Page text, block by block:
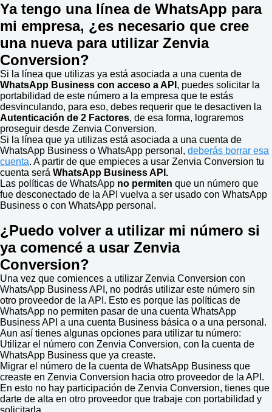
Ya tengo una línea de WhatsApp para
mi empresa, ¿es necesario que cree
una nueva para utilizar Zenvia
Conversion?
Si la línea que utilizas ya está asociada a una cuenta de
WhatsApp Business con acceso a API , puedes solicitar la
portabilidad de este número a la empresa que te estás
desvinculando, para eso, debes requerir que te desactiven la
Autenticación de 2 Factores, de esa forma, lograremos
proseguir desde Zenvia Conversion.
Si la línea que ya utilizas está asociada a una cuenta de
WhatsApp Business o WhatsApp personal, deberás borrar esa
cuenta. A partir de que empieces a usar Zenvia Conversion tu
cuenta será WhatsApp Business API.
Las políticas de WhatsApp no permiten que un número que
fue desconectado de la API vuelva a ser usado con WhatsApp
Business o con WhatsApp personal.
¿Puedo volver a utilizar mi número si
ya comencé a usar Zenvia
Conversion?
Una vez que comiences a utilizar Zenvia Conversion con
WhatsApp Business API, no podrás utilizar este número sin
otro proveedor de la API. Esto es porque las políticas de
WhatsApp no permiten pasar de una cuenta WhatsApp
Business API a una cuenta Business básica o a una personal.
Aun así tienes algunas opciones para utilizar tu número:
Utilizar el número con Zenvia Conversion, con la cuenta de
WhatsApp Business que ya creaste.
Migrar el número de la cuenta de WhatsApp Business que
creaste en Zenvia Conversion hacia otro proveedor de la API.
En esto no hay participación de Zenvia Conversion, tienes que
darte de alta en otro proveedor que trabaje con portabilidad y
solicitarla.